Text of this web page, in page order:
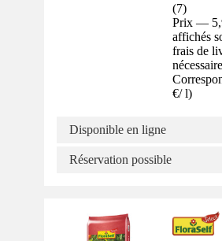
(7)
Prix —
affichés
frais de
€/ l)
Disponible en ligne
Réservation possible